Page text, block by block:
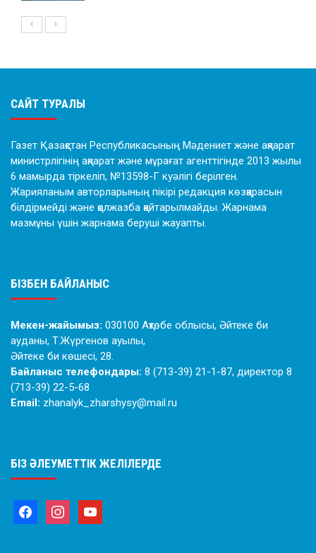
САЙТ ТУРАЛЫ
Газет Қазақстан Республикасының Мәдениет және ақпарат
министрлігінің ақпарат және мұрағат агенттігінде 2013 жылы
6 мамырда тіркеліп, №13598-Г куәлігі берілген.
Жарияланым авторларының пікірі редакция көзқарасын
білдірмейді және қолжазба қайтарылмайды. Жарнама
мазмұны үшін жарнама беруші жауапты.
БІЗБЕН БАЙЛАНЫС
Мекен-жайымыз: 030100 Ақтөбе облысы, Әйтеке би
ауданы, Т.Жүргенов ауылы,
Әйтеке би көшесі, 28.
Байланыс телефондары: 8 (713-39) 21-1-87, директор 8
(713-39) 22-5-68
Email: zhanalyk_zharshysy@mail.ru
БІЗ ӘЛЕУМЕТТІК ЖЕЛІЛЕРДЕ